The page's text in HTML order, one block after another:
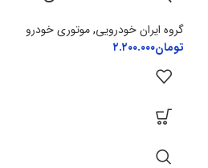
گروه ایران خودرویی,موتوری خودرو
تومان۲.۲۰۰.۰۰۰